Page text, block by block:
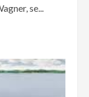
se...